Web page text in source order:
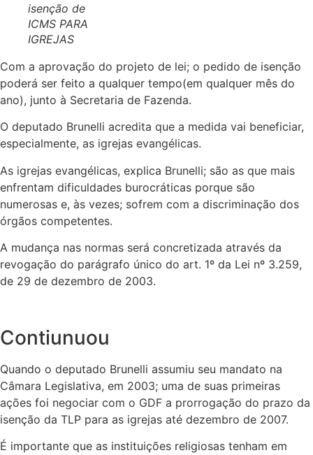
isenção de
ICMS PARA
IGREJAS
Com a aprovação do projeto de lei; o pedido de isenção
poderá ser feito a qualquer tempo(em qualquer mês do
ano), junto à Secretaria de Fazenda.
O deputado Brunelli acredita que a medida vai beneficiar,
especialmente, as igrejas evangélicas.
As igrejas evangélicas, explica Brunelli; são as que mais
enfrentam dificuldades burocráticas porque são
numerosas e, às vezes; sofrem com a discriminação dos
órgãos competentes.
A mudança nas normas será concretizada através da
revogação do parágrafo único do art. 1º da Lei nº 3.259,
de 29 de dezembro de 2003.
Contiunuou
Quando o deputado Brunelli assumiu seu mandato na
Câmara Legislativa, em 2003; uma de suas primeiras
ações foi negociar com o GDF a prorrogação do prazo da
isenção da TLP para as igrejas até dezembro de 2007.
É importante que as instituições religiosas tenham em